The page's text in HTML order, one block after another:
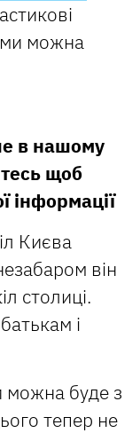
можна
в нашому
щоб
інформації
Києва
він
столиці.
і
можна буде з
тепер не